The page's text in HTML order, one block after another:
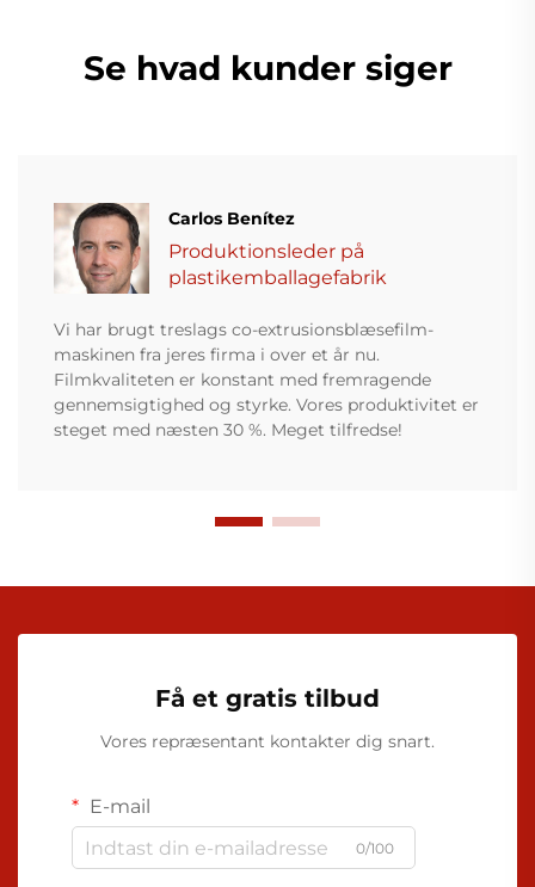
Se hvad kunder siger
Carlos Benítez
Produktionsleder på
plastikemballagefabrik
Vi har brugt treslags co-extrusionsblæsefilm-
maskinen fra jeres firma i over et år nu.
Filmkvaliteten er konstant med fremragende
gennemsigtighed og styrke. Vores produktivitet er
steget med næsten 30 %. Meget tilfredse!
Få et gratis tilbud
Vores repræsentant kontakter dig snart.
E-mail
0/100